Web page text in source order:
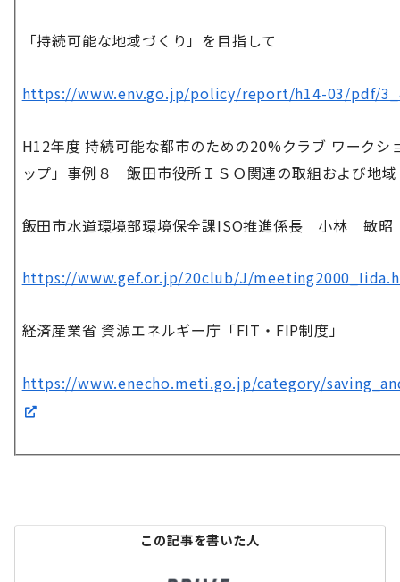
「持続可能な地域づくり」を目指して
https://www.env.go.jp/policy/report/h14-03/pdf/
H12年度 持続可能な都市のための20%クラブ ワーク
ップ」事例８ 飯田市役所ＩＳＯ関連の取組および地
飯田市水道環境部環境保全課ISO推進係長 小林 敏昭
https://www.gef.or.jp/20club/J/
経済産業省 資源エネルギー庁「FIT・FIP制度」
https://www.enecho.meti.go.jp/category/
この記事を書いた人